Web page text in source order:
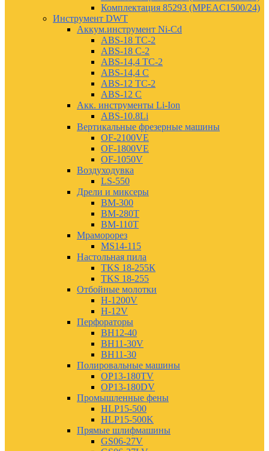
Комплектация 85293 (MPEAC1500/24)
Инструмент DWT
Аккум.инструмент Ni-Cd
ABS-18 TC-2
ABS-18 C-2
ABS-14,4 TC-2
ABS-14,4 C
ABS-12 TC-2
ABS-12 C
Акк. инструменты Li-Ion
ABS-10.8Li
Вертикальные фрезерные машины
OF-2100VE
OF-1800VE
OF-1050V
Воздуходувка
LS-550
Дрели и миксеры
BM-300
BM-280T
BM-110T
Мраморорез
MS14-115
Настольная пила
TKS 18-255К
TKS 18-255
Отбойные молотки
H-1200V
H-12V
Перфораторы
BH12-40
BH11-30V
BH11-30
Полировальные машины
OP13-180TV
OP13-180DV
Промышленные фены
HLP15-500
HLP15-500K
Прямые шлифмашины
GS06-27V